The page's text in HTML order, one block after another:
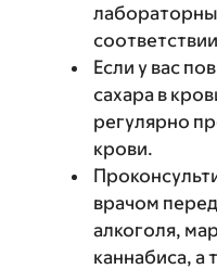
Если у вас
сахара в
регулярно
крови.
врачом
алкоголя,
каннабиса, а